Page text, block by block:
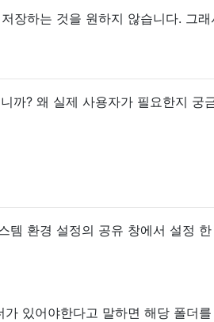
장하는 것을 원하지 않습니다. 그래
까? 왜 실제 사용자가 필요한지 궁
템 환경 설정의 공유 창에서 설정
있어야한다고 말하면 해당 폴더